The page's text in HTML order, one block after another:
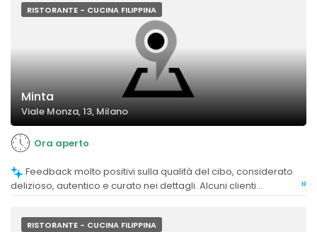
RISTORANTE - CUCINA FILIPPINA
Minta
Viale Monza, 13, Milano
Ora aperto
delizioso, autentico e curato nei dettagli. Alcuni clienti
»
RISTORANTE - CUCINA FILIPPINA